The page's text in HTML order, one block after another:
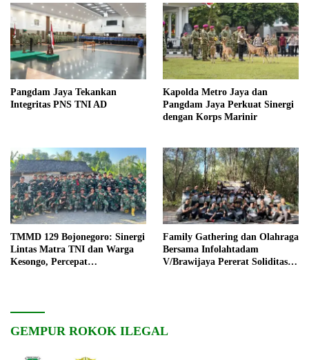
Pangdam Jaya Tekankan
Integritas PNS TNI AD
Kapolda Metro Jaya dan
Pangdam Jaya Perkuat Sinergi
dengan Korps Marinir
TMMD 129 Bojonegoro: Sinergi
Lintas Matra TNI dan Warga
Kesongo, Percepat
Family Gathering dan Olahraga
Bersama Infolahtadam
V/Brawijaya Pererat Soliditas
GEMPUR ROKOK ILEGAL